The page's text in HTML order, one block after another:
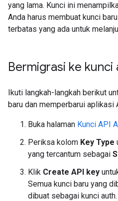
yang lama. Kunci ini
Anda harus membuat kunci
terbatas yang ada untuk
Bermigrasi ke kunci
Ikuti langkah-langkah berikut
baru dan memperbarui aplikasi
Buka halaman Kunci API
Periksa kolom Key Type
yang tercantum sebagai
Klik Create API key
Semua kunci baru yang
dibuat sebagai kunci auth.